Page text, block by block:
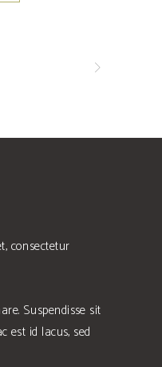
consectetur
Suspendisse sit
est id lacus, sed